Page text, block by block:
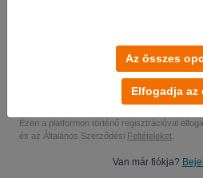
Az összes
Elfogadja
Indítsa el az
Nincs szükség hitelkártyára
Nincs húr csatolva! 100% -ban
Az Ön adatai 100% -ban
Ezen a platformon történő regisztrációval
és az Általános Szerződési Feltételeket
Van már fiókja?